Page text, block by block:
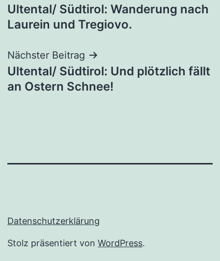
Ultental/ Südtirol: Wanderung nach
Laurein und Tregiovo.
Nächster Beitrag
Ultental/ Südtirol: Und plötzlich fällt
an Ostern Schnee!
Datenschutzerklärung
Stolz präsentiert von WordPress.